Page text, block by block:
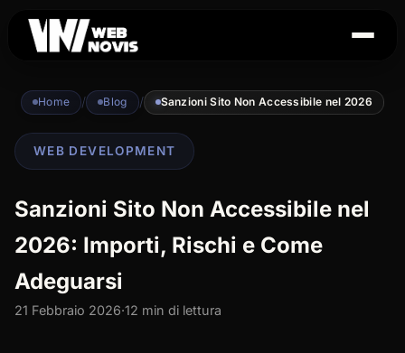
Home / Blog / Sanzioni Sito Non Accessibile nel 2026
WEB DEVELOPMENT
Sanzioni Sito Non Accessibile nel
2026: Importi, Rischi e Come
Adeguarsi
21 Febbraio 2026·12 min di lettura